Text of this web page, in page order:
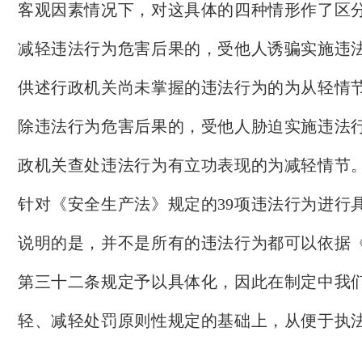
客观因素情况下，对这具体的四种情形作了区
减轻违法行为危害后果的，受他人诱骗实施违
供述行政机关尚未掌握的违法行为的为从轻情
除违法行为危害后果的，受他人胁迫实施违法
政机关查处违法行为有立功表现的为减轻情节
针对《安全生产法》规定的39项违法行为进行
说明的是，并不是所有的违法行为都可以依据
第三十二条规定予以具体化，因此在制定中我
轻、减轻处罚原则性规定的基础上，从便于执